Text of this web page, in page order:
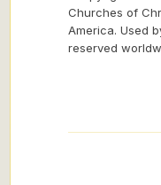
Churches of
America. Used
reserved